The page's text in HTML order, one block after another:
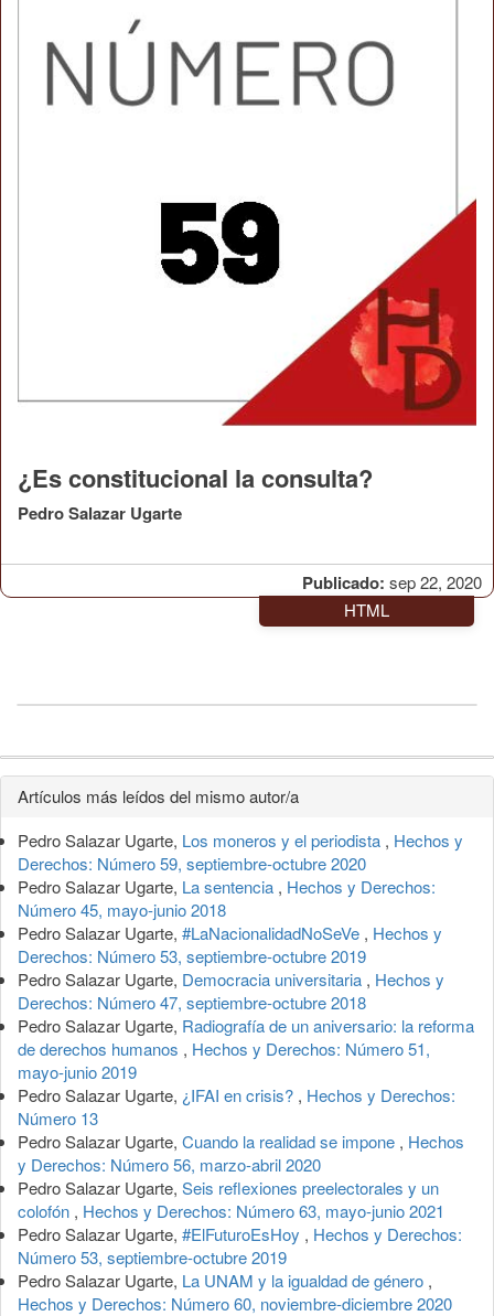
Publicado: sep 22, 2020
¿Es constitucional la consulta?
Pedro Salazar Ugarte
HTML
Detalles
del
artículo
Artículos más leídos del mismo autor/a
Pedro Salazar Ugarte, Los moneros y el periodista , Hechos y
Derechos: Número 59, septiembre-octubre 2020
Pedro Salazar Ugarte, La sentencia , Hechos y Derechos:
Número 45, mayo-junio 2018
Pedro Salazar Ugarte, #LaNacionalidadNoSeVe , Hechos y
Derechos: Número 53, septiembre-octubre 2019
Pedro Salazar Ugarte, Democracia universitaria , Hechos y
Derechos: Número 47, septiembre-octubre 2018
Pedro Salazar Ugarte, Radiografía de un aniversario: la reforma
de derechos humanos , Hechos y Derechos: Número 51,
mayo-junio 2019
Pedro Salazar Ugarte, ¿IFAI en crisis? , Hechos y Derechos:
Número 13
Pedro Salazar Ugarte, Cuando la realidad se impone , Hechos
y Derechos: Número 56, marzo-abril 2020
Pedro Salazar Ugarte, Seis reflexiones preelectorales y un
colofón , Hechos y Derechos: Número 63, mayo-junio 2021
Pedro Salazar Ugarte, #ElFuturoEsHoy , Hechos y Derechos:
Número 53, septiembre-octubre 2019
Pedro Salazar Ugarte, La UNAM y la igualdad de género ,
Hechos y Derechos: Número 60, noviembre-diciembre 2020